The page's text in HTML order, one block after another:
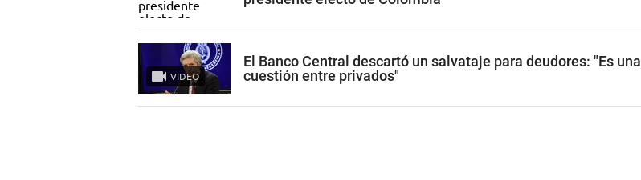
VIDEO
El Banco Central descartó un salvataje para deudores: "Es una
cuestión entre privados"